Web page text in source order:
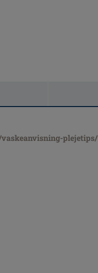
plejetips/